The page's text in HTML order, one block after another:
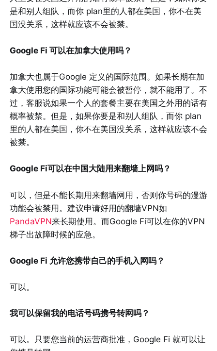
是和别人组队，而你 plan里的人都在美国，你不在美
国没关系，这样就应该不会被禁。
Google Fi 可以在加拿大使用吗？
加拿大也属于Google 定义的国际范围。如果长期在加
拿大使用您的国际功能可能会被暂停，就不能用了。不
过，客服说如果一个人的套餐主要在美国之外用的话有
概率被禁。但是，如果你要是和别人组队，而你 plan
里的人都在美国，你不在美国没关系，这样就应该不会
被禁。
Google Fi可以在中国大陆用来翻墙上网吗？
可以，但是不能长期用来翻墙网用，否则你号码的漫游
功能会被禁用。建议申请好用的翻墙VPN如
PandaVPN来长期使用。而Google Fi可以在你的VPN
梯子出故障时候的应急。
Google Fi 允许您携带自己的手机入网吗？
可以。
我可以保留我的电话号码携号转网吗？
可以。只要您当前的运营商批准，Google Fi 就可以让